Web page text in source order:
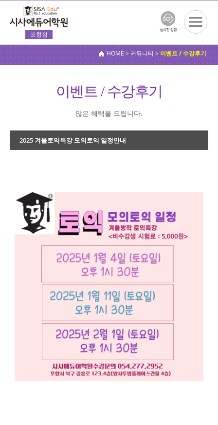
포항점
뉴보기
HOME > 커뮤니티 > 이벤트 / 수강후기
이벤트 / 수강후기
많은 혜택을 드립니다.
2025 겨울토익특강 모의토익 일정안내